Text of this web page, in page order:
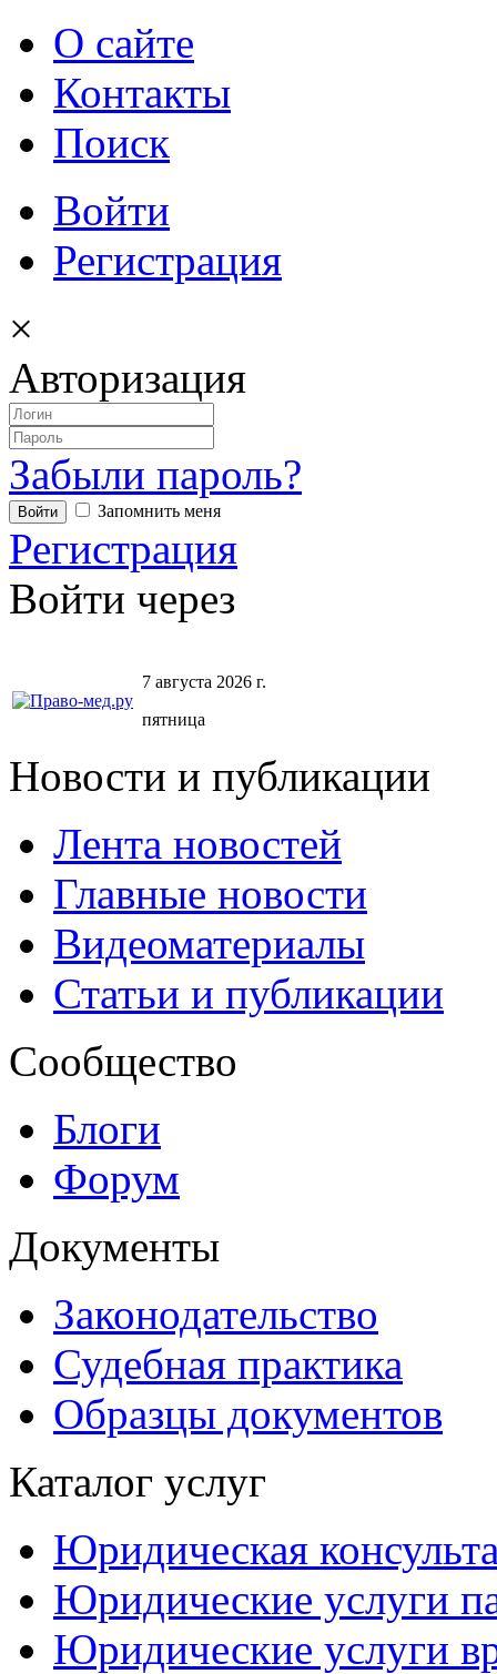
О сайте
Контакты
Поиск
Войти
Регистрация
×
Авторизация
Забыли пароль?
Запомнить меня
Регистрация
Войти через
7 августа 2026 г.
пятница
Новости и публикации
Лента новостей
Главные новости
Видеоматериалы
Статьи и публикации
Сообщество
Блоги
Форум
Документы
Законодательство
Судебная практика
Образцы документов
Каталог услуг
Юридическая
Юридические услуги
Юридические услуги